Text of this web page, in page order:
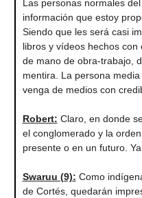
Las personas normales
información que estoy
Siendo que les será casi
libros y vídeos hechos
de mano de obra-trabajo,
mentira. La persona
venga de medios con
Robert: Claro, en donde
el conglomerado y la
presente o en un futuro.
Swaruu (9): Como
de Cortés, quedarán